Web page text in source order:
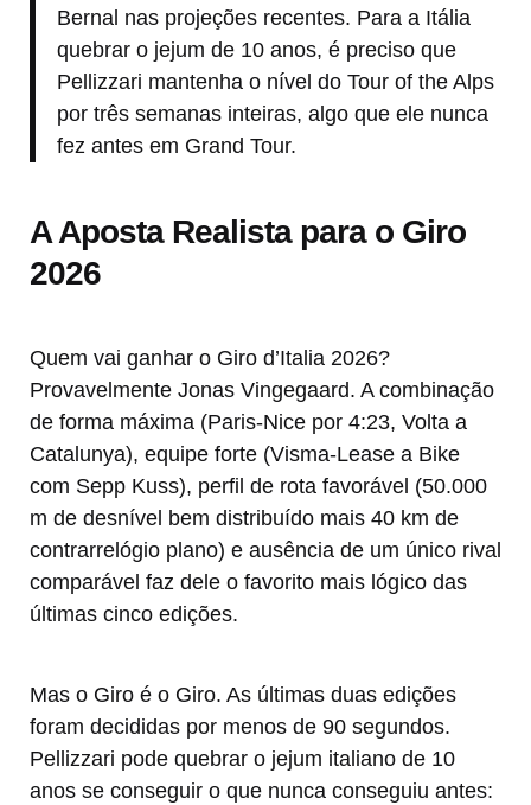
Bernal nas projeções recentes. Para a Itália
quebrar o jejum de 10 anos, é preciso que
Pellizzari mantenha o nível do Tour of the Alps
por três semanas inteiras, algo que ele nunca
fez antes em Grand Tour.
A Aposta Realista para o Giro
2026
Quem vai ganhar o Giro d’Italia 2026?
Provavelmente Jonas Vingegaard. A combinação
de forma máxima (Paris-Nice por 4:23, Volta a
Catalunya), equipe forte (Visma-Lease a Bike
com Sepp Kuss), perfil de rota favorável (50.000
m de desnível bem distribuído mais 40 km de
contrarrelógio plano) e ausência de um único rival
comparável faz dele o favorito mais lógico das
últimas cinco edições.
Mas o Giro é o Giro. As últimas duas edições
foram decididas por menos de 90 segundos.
Pellizzari pode quebrar o jejum italiano de 10
anos se conseguir o que nunca conseguiu antes: